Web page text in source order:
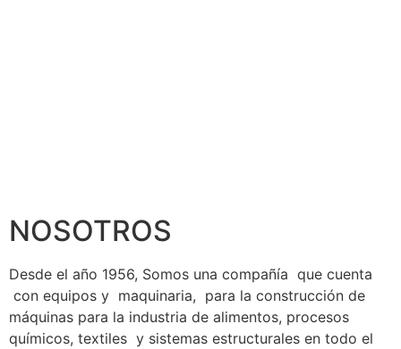
NOSOTROS
Desde el año 1956, Somos una compañía que cuenta
con equipos y maquinaria, para la construcción de
máquinas para la industria de alimentos, procesos
químicos, textiles y sistemas estructurales en todo el